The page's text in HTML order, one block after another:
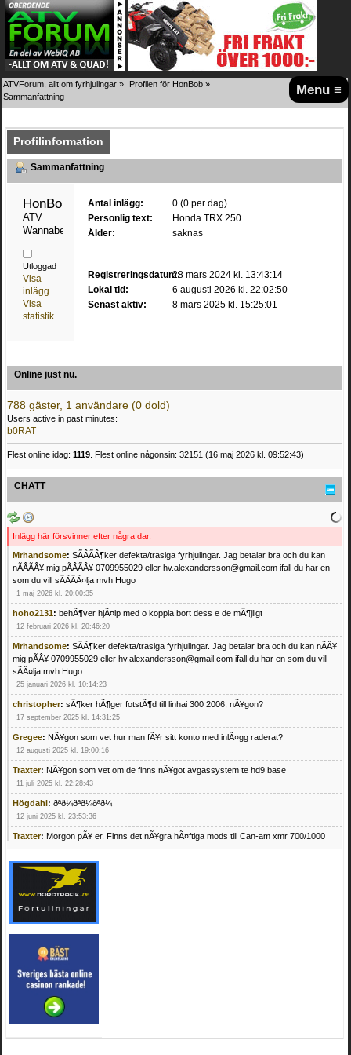
Menu ≡
ATVForum, allt om fyrhjulingar » Profilen för HonBob »
Sammanfattning
Profilinformation
Sammanfattning
ATV
Wannabe
Utloggad
Visa
inlägg
Visa
statistik
Antal inlägg:
0 (0 per dag)
Personlig text:
Honda TRX 250
Ålder:
saknas
Registreringsdatum:28 mars 2024 kl. 13:43:14
Lokal tid:
6 augusti 2026 kl. 22:02:50
Senast aktiv:
8 mars 2025 kl. 15:25:01
Online just nu.
788 gäster, 1 användare (0 dold)
Users active in past minutes:
b0RAT
Flest online idag: 1119 . Flest online någonsin: 32151 (16 maj 2026 kl. 09:52:43)
CHATT
Inlägg här försvinner efter några dar.
Mrhandsome: SÃÂÃÂ¶ker defekta/trasiga fyrhjulingar. Jag betalar bra och du kan
nÃÂÃÂ¥ mig pÃÂÃÂ¥ 0709955029 eller hv.alexandersson@gmail.com ifall du har en
som du vill sÃÂÃÂ¤lja mvh Hugo
1 maj 2026 kl. 20:00:35
hoho2131: behÃ¶ver hjÃ¤lp med o koppla bort dess e de mÃ¶jligt
12 februari 2026 kl. 20:46:20
Mrhandsome: SÃÂ¶ker defekta/trasiga fyrhjulingar. Jag betalar bra och du kan nÃÂ¥
mig pÃÂ¥ 0709955029 eller hv.alexandersson@gmail.com ifall du har en som du vill
sÃÂ¤lja mvh Hugo
25 januari 2026 kl. 10:14:23
christopher: sÃ¶ker hÃ¶ger fotstÃ¶d till linhai 300 2006, nÃ¥gon?
17 september 2025 kl. 14:31:25
Gregee: NÃ¥gon som vet hur man fÃ¥r sitt konto med inlÃ¤gg raderat?
12 augusti 2025 kl. 19:00:16
Traxter: NÃ¥gon som vet om de finns nÃ¥got avgassystem te hd9 base
11 juli 2025 kl. 22:28:43
Högdahl: ðªð¼ðªð¼ðªð¼
12 juni 2025 kl. 23:53:36
Traxter: Morgon pÃ¥ er. Finns det nÃ¥gra hÃ¤ftiga mods till Can-am xmr 700/1000
Mrhandsome:SÃ¶ker defekta/trasiga fyrhjulingar. Jag betalar bra och du kan nÃ¥ mig
pÃ¥ 0709955029 eller hv.alexandersson@gmail.com ifall du har en som du vill sÃ¤lja
mvh Hugo
21 februari 2025 kl. 09:25:52
Oscar5:NÃ¥gon som vet vad man kan begÃ¤ra fÃ¶r en Honda TRX 350 FE 2005
4 februari 2025 kl. 19:20:50
Oscar5:44
4 februari 2025 kl. 19:15:36
Greger59:NÃ¤gon som vet har en Cetek 500 EFI
15 januari 2025 kl. 23:49:44
Mrhandsome:SÃÂ¶ker defekta/trasiga fyrhjulingar. Jag betalar bra och du kan nÃÂ¥